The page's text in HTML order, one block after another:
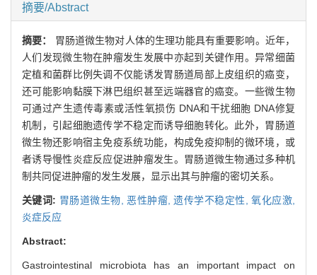
摘要/Abstract
摘要： 胃肠道微生物对人体的生理功能具有重要影响。近年，
人们发现微生物在肿瘤发生发展中亦起到关键作用。异常细菌
定植和菌群比例失调不仅能诱发胃肠道局部上皮组织的癌变，
还可能影响黏膜下淋巴组织甚至远端器官的癌变。一些微生物
可通过产生遗传毒素或活性氧损伤 DNA和干扰细胞 DNA修复
机制，引起细胞遗传学不稳定而诱导细胞转化。此外，胃肠道
微生物还影响宿主免疫系统功能，构成免疫抑制的微环境，或
者诱导慢性炎症反应促进肿瘤发生。胃肠道微生物通过多种机
制共同促进肿瘤的发生发展，显示出其与肿瘤的密切关系。
关键词: 胃肠道微生物,恶性肿瘤,遗传学不稳定性,氧化应激,
炎症反应
Abstract:
Gastrointestinal microbiota has an important impact on